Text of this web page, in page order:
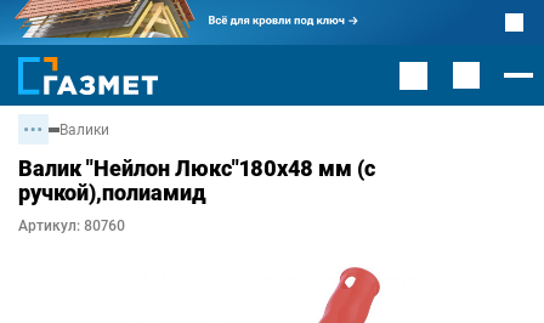
Валики
Валик "Нейлон Люкс"180х48 мм (с
ручкой),полиамид
Артикул: 80760